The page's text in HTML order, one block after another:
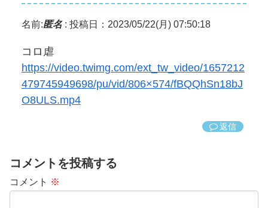
名前:匿名: 投稿日：2023/05/22(月) 07:50:18
コロ虐
https://video.twimg.com/ext_tw_video/1657212
479745949698/pu/vid/806×574/fBQQhSn18bJ
O8ULS.mp4
返信
コメントを投稿する
コメント ※